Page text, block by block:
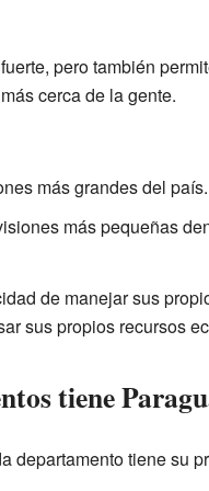
pero también
cerca de la gente.
más grandes del país.
más pequeñas
de manejar sus
sus propios recursos
tiene
departamento tiene su